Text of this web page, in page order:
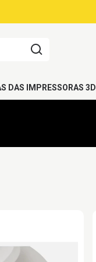
DAS IMPRESSORAS 3D